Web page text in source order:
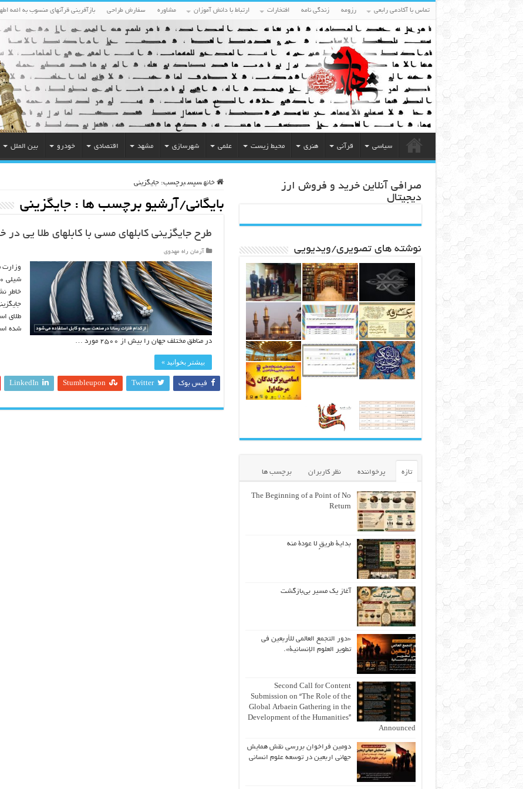
تماس با آکادمی رابعی رزومه زندگی نامه افتخارات ارتباط با دانش آموزان مشاوره سفارش طراحی بازآفرینی قرآنهای منسوب به ائمه
سیاسی قرآنی هنری محیط زیست علمی شهرسازی مشهد اقتصادی خودرو بین الملل
خانه سپس برچسب:جایگزینی
بایگانی/آرشیو برچسب ها :جایگزینی
طرح جایگزینی کابلهای مسی با کابلهای طلا یی در
آرمان راه مهدوی
وزارت
خاطر
طلای
شده
در مناطق مختلف جهان را بیش از ۲۵۰۰ مورد …
بیشتر بخوانید »
فیس بوک Twitter
Stumbleupon
LinkedIn
صرافی آنلاین خرید و فروش ارز
دیجیتال
نوشته های تصویری/ویدیویی
تازه پرخواننده نظر کاربران برچسب ها
The Beginning of a Point of No
Return
بداية طريقٍ لا عودة منه
آغاز یک مسیر بی‌بازگشت
«دور التجمع العالمي للأربعين في
تطوير العلوم الإنسانية».
Second Call for Content
Submission on “The Role of the
Global Arbaein Gathering in the
Development of the Humanities”
Announced
دومین فراخوان بررسی نقش همایش
جهانی اربعین در توسعه علوم انسانی